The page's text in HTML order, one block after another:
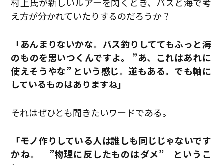
村上氏が新しいルアーを閃くとき、バスと海で考
え方が分かれていたりするのだろうか？
「あんまりないかな。バス釣りしててもふっと海
のものを思いつくんですよ。 ”あ、これはあれに
使えそうやな” という感じ。逆もある。でも軸に
しているものはありますね」
それはぜひとも聞きたいワードである。
「モノ作りしている人は誰しも同じじゃないです
かね。 ”物理に反したものはダメ” というこ